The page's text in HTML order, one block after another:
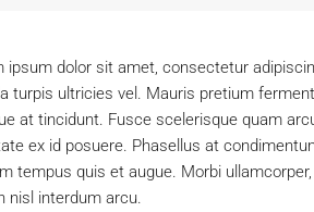
ipsum dolor sit amet, consectetur
turpis ultricies vel. Mauris pretium
at tincidunt. Fusce scelerisque quam
ex id posuere. Phasellus at
tempus quis et augue. Morbi
nisl interdum arcu.